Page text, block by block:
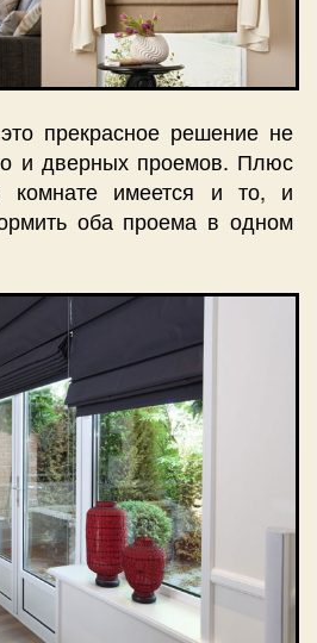
прекрасное решение не
и дверных проемов. Плюс
имеется и то, и
оба проема в одном